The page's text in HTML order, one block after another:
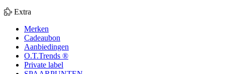
Extra
Merken
Cadeaubon
Aanbiedingen
O.T.Trends ®
Private label